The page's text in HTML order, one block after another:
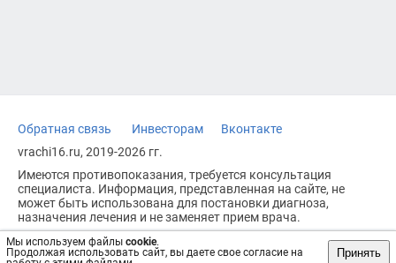
Мы используем файлы cookie.
Продолжая использовать сайт, вы даете свое согласие на
Принять
Обратная связь Инвесторам
Вконтакте
vrachi16.ru, 2019-2026 гг.
Имеются противопоказания, требуется консультация
специалиста. Информация, представленная на сайте, не
может быть использована для постановки диагноза,
назначения лечения и не заменяет прием врача.
Возрастное ограничение: 18+